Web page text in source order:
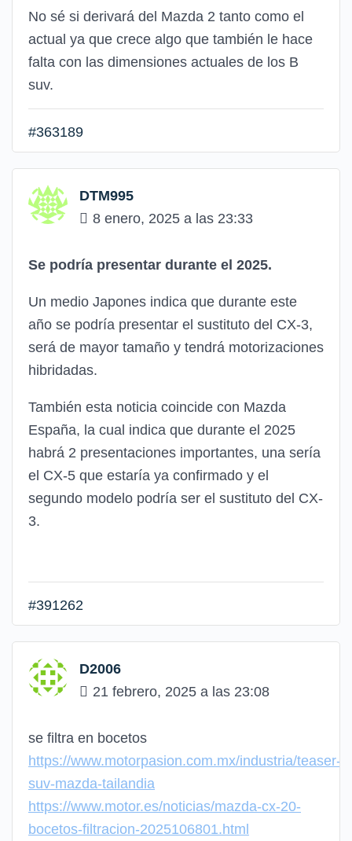
No sé si derivará del Mazda 2 tanto como el
actual ya que crece algo que también le hace
falta con las dimensiones actuales de los B
suv.
#363189
DTM995
8 enero, 2025 a las 23:33
Se podría presentar durante el 2025.
Un medio Japones indica que durante este
año se podría presentar el sustituto del CX-3,
será de mayor tamaño y tendrá motorizaciones
hibridadas.
También esta noticia coincide con Mazda
España, la cual indica que durante el 2025
habrá 2 presentaciones importantes, una sería
el CX-5 que estaría ya confirmado y el
segundo modelo podría ser el sustituto del CX-
3.
#391262
D2006
21 febrero, 2025 a las 23:08
se filtra en bocetos
https://www.motorpasion.com.mx/industria/teaser-
suv-mazda-tailandia
https://www.motor.es/noticias/mazda-cx-20-
bocetos-filtracion-2025106801.html